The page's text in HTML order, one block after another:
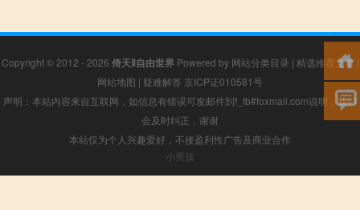
Copyright © 2012 - 2026 倚天Ⅱ自由世界Powered by 网站分类目录 | 精选推荐文章 |
网站地图 | 疑难解答 京ICP证010581号
声明：本站内容来自互联网，如信息有错误可发邮件到f_fb#foxmail.com说明，我们
会及时纠正，谢谢
本站仅为个人兴趣爱好，不接盈利性广告及商业合作
小男孩